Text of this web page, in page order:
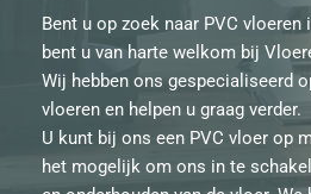
Bent u op zoek naar PVC vloeren
bent u van harte welkom bij
Wij hebben ons gespecialiseerd
vloeren en helpen u graag verder.
U kunt bij ons een PVC vloer op
het mogelijk om ons in te